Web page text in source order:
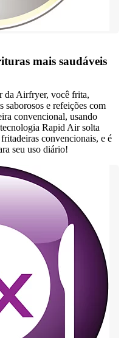
mais saudáveis
da Airfryer, você frita,
saborosos e refeições com
convencional, usando
Rapid Air solta
convencionais, e é
seu uso diário!